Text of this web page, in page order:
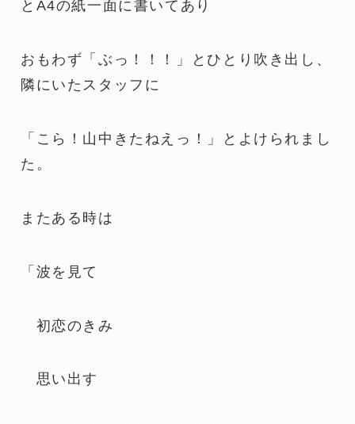
とA4の紙一面に書いてあり
おもわず「ぶっ！！！」とひとり吹き出し、
隣にいたスタッフに
「こら！山中きたねえっ！」とよけられまし
た。
またある時は
「波を見て
初恋のきみ
思い出す